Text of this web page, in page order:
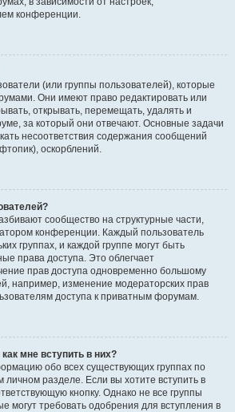
конференции.
(или группы пользователей), которые
Они имеют право редактировать или
открывать, перемещать, удалять и
за который они отвечают. Основные задачи
несоответствия содержания сообщений
оскорблений.
сообщество на структурные части,
конференции. Каждый пользователь
группах, и каждой группе могут быть
права доступа. Это облегчает
прав доступа одновременно большому
например, изменение модераторских прав
доступа к приватным форумам.
мне вступить в них?
обо всех существующих группах по
разделе. Если вы хотите вступить в
кнопку. Однако не все группы
могут требовать одобрения для вступления в